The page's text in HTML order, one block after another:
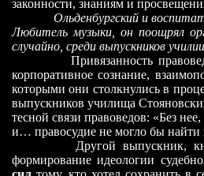
законности, знаниям и
Ольденбургский и
Любитель музыки, он поощрял
случайно, среди выпускников
Привязанность
корпоративное сознание,
которыми они столкнулись в
выпускников училища
тесной связи правоведов: «Без
и… правосудие не могло бы
Другой выпускник,
формирование идеологии